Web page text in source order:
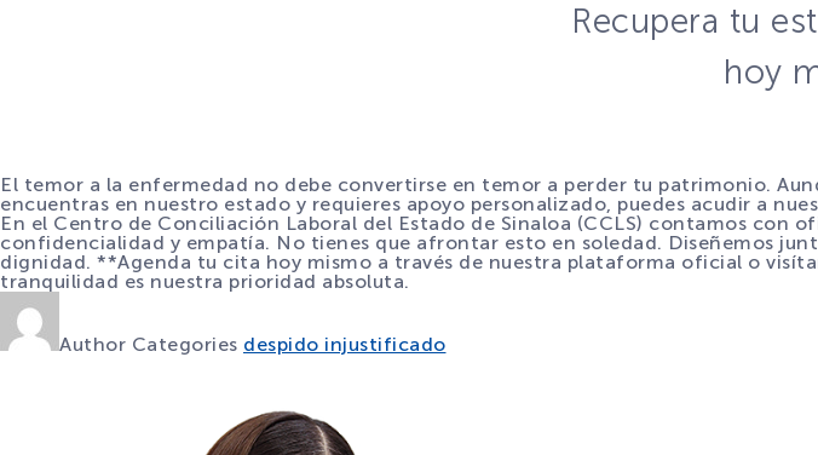
Recupera tu
hoy
El temor a la enfermedad no debe convertirse en temor a perder tu patrimonio.
encuentras en nuestro estado y requieres apoyo personalizado, puedes acudir a
En el Centro de Conciliación Laboral del Estado de Sinaloa (CCLS) contamos con
confidencialidad y empatía. No tienes que afrontar esto en soledad. Diseñemos
dignidad. **Agenda tu cita hoy mismo a través de nuestra plataforma oficial o
tranquilidad es nuestra prioridad absoluta.
Author Categories despido injustificado